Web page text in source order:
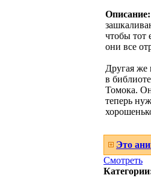
Описание:
чтобы тот
они все
Другая же
в
Томока.
теперь
Это
Смотреть